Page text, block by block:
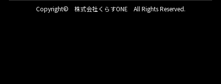
Copyright© 株式会社くらすONE All Rights Reserved.